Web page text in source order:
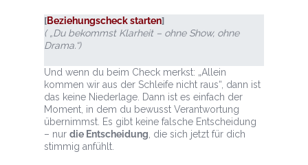
[Beziehungscheck starten]
( „Du bekommst Klarheit – ohne Show, ohne
Drama.“)
Und wenn du beim Check merkst: „Allein
kommen wir aus der Schleife nicht raus“, dann ist
das keine Niederlage. Dann ist es einfach der
Moment, in dem du bewusst Verantwortung
übernimmst. Es gibt keine falsche Entscheidung
– nur die Entscheidung , die sich jetzt für dich
stimmig anfühlt.